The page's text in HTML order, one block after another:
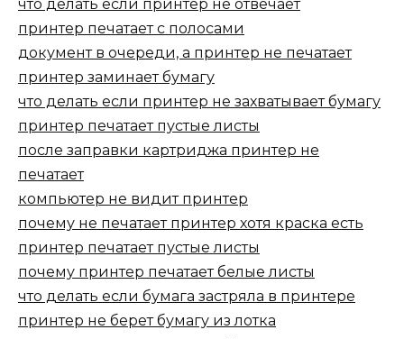
что делать если принтер не отвечает
принтер печатает с полосами
документ в очереди, а принтер не печатает
принтер заминает бумагу
что делать если принтер не захватывает бумагу
принтер печатает пустые листы
после заправки картриджа принтер не
печатает
компьютер не видит принтер
почему не печатает принтер хотя краска есть
принтер печатает пустые листы
почему принтер печатает белые листы
что делать если бумага застряла в принтере
принтер не берет бумагу из лотка